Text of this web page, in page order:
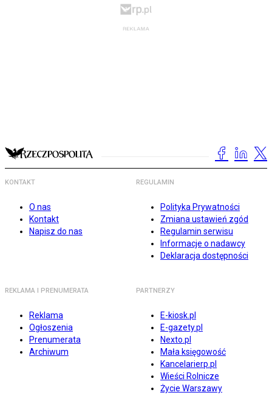
KONTAKT
O nas
Kontakt
Napisz do nas
REGULAMIN
Polityka Prywatności
Zmiana ustawień zgód
Regulamin serwisu
Informacje o nadawcy
Deklaracja dostępności
REKLAMA I PRENUMERATA
Reklama
Ogłoszenia
Prenumerata
Archiwum
PARTNERZY
E-kiosk.pl
E-gazety.pl
Nexto.pl
Mała księgowość
Kancelarierp.pl
Wieści Rolnicze
Życie Warszawy